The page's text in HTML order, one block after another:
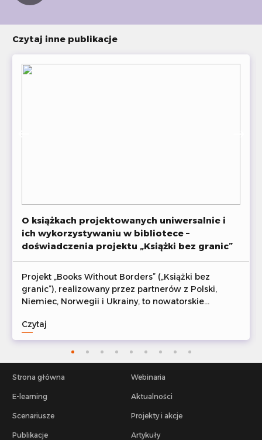
Czytaj inne publikacje
O książkach projektowanych uniwersalnie i
ich wykorzystywaniu w bibliotece –
doświadczenia projektu „Książki bez granic”
Projekt „Books Without Borders” („Książki bez
granic”), realizowany przez partnerów z Polski,
Niemiec, Norwegii i Ukrainy, to nowatorskie
osób dorosłych doświadczających trudności w
czytaniu książek poprzez upowszechnianie metody
uniwersalnego projektowania literatury. W tym
artykule przedstawiamy ideę projektu, zrealizowane
działania oraz udostępnione materiały.
Czytaj
Strona główna Webinaria
E-learning Aktualności
Scenariusze Projekty i akcje
Publikacje Artykuły